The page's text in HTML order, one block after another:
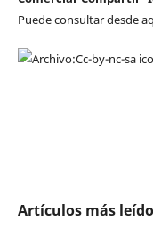
Puede consultar desde
Artículos más